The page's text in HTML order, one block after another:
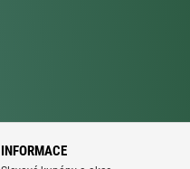
INFORMACE